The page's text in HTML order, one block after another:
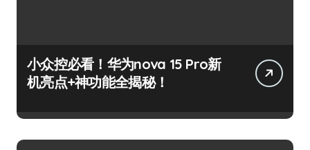
小众控必看！华为nova 15 Pro新
机亮点+神功能全揭秘！